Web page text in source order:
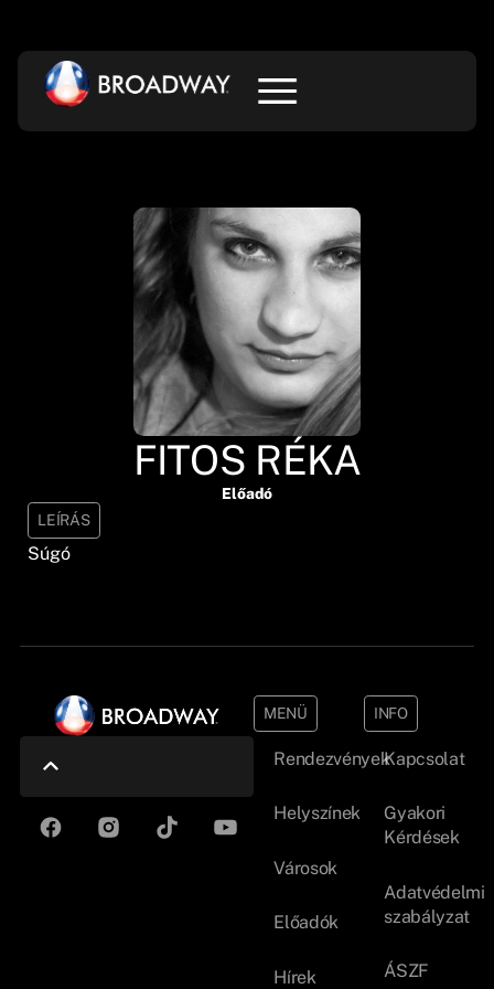
FITOS RÉKA
Előadó
LEÍRÁS
Súgó
MENÜ
Rendezvények
Helyszínek
Városok
Előadók
Hírek
INFO
Kapcsolat
Gyakori
Kérdések
Adatvédelmi
szabályzat
ÁSZF